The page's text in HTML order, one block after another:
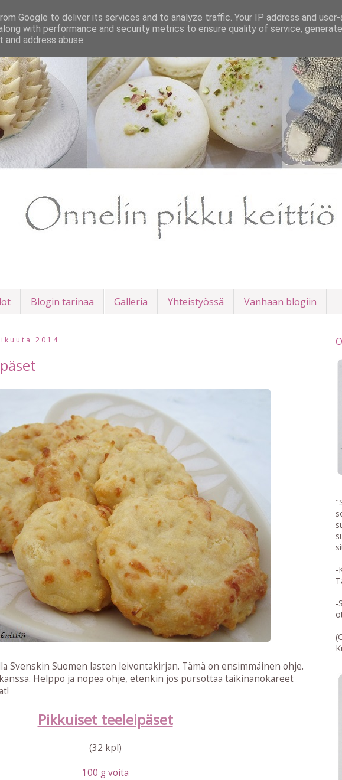
Blogin tarinaa Galleria Yhteistyössä Vanhaan blogiin
2014
Svenskin Suomen lasten leivontakirjan. Tämä on ensimmäinen ohje.
Helppo ja nopea ohje, etenkin jos pursottaa taikinanokareet
Pikkuiset teeleipäset
(32 kpl)
100 g voita
-
-
Google to deliver its services and to analyze traffic. Your IP address and
with performance and security metrics to ensure quality of service,
address abuse.